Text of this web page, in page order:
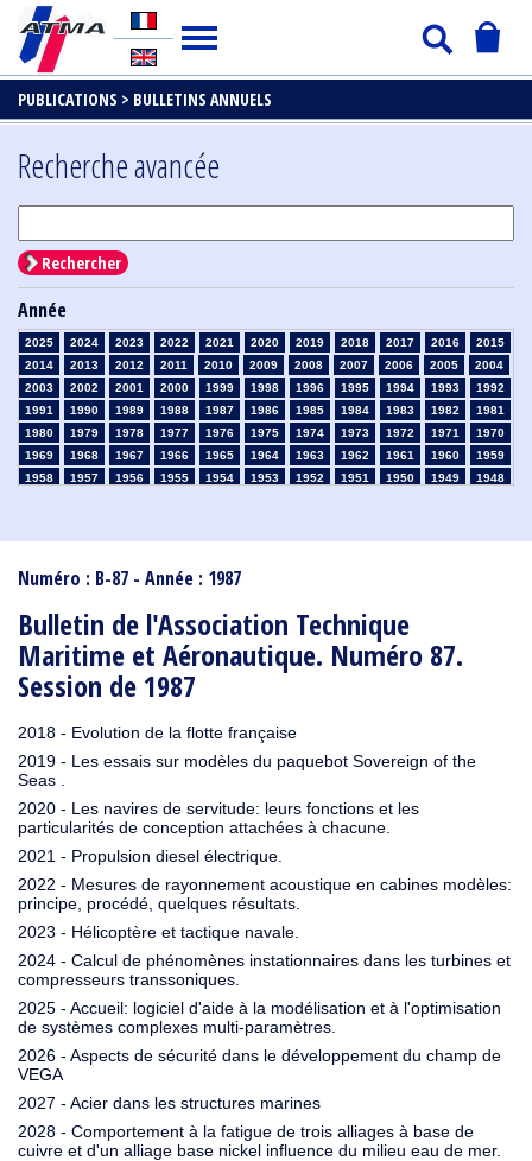
PUBLICATIONS > BULLETINS ANNUELS
Numéro : B-87 - Année : 1987
Bulletin de l'Association Technique
Maritime et Aéronautique. Numéro 87.
Session de 1987
2018 - Evolution de la flotte française
2019 - Les essais sur modèles du paquebot Sovereign of the
Seas .
2020 - Les navires de servitude: leurs fonctions et les
particularités de conception attachées à chacune.
2021 - Propulsion diesel électrique.
2022 - Mesures de rayonnement acoustique en cabines modèles:
principe, procédé, quelques résultats.
2023 - Hélicoptère et tactique navale.
2024 - Calcul de phénomènes instationnaires dans les turbines et
compresseurs transsoniques.
2025 - Accueil: logiciel d'aide à la modélisation et à l'optimisation
de systèmes complexes multi-paramètres.
2026 - Aspects de sécurité dans le développement du champ de
VEGA
2027 - Acier dans les structures marines
2028 - Comportement à la fatigue de trois alliages à base de
cuivre et d'un alliage base nickel influence du milieu eau de mer.
Recherche avancée
Rechercher
Année
2025 2024 2023 2022 2021 2020 2019 2018 2017 2016
2015
2014
2013 2012 2011 2010 2009 2008 2007 2006 2005
2004
2003
2002 2001 2000 1999 1998 1996 1995 1994 1993
1992
1991
1990 1989 1988 1987 1986 1985 1984 1983 1982
1981
1980
1979 1978 1977 1976 1975 1974 1973 1972 1971
1970
1969
1968 1967 1966 1965 1964 1963 1962 1961 1960
1959
1958
1957 1956 1955 1954 1953 1952 1951 1950 1949
1948
1910
1909 1908 1906 1905 1904 1903 1902 1901 1900
1895